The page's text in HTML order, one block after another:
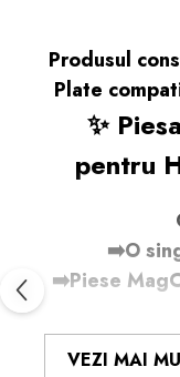
Produsul
Plate
✨
pentru
➡️O
➡️Piese
VEZI MAI